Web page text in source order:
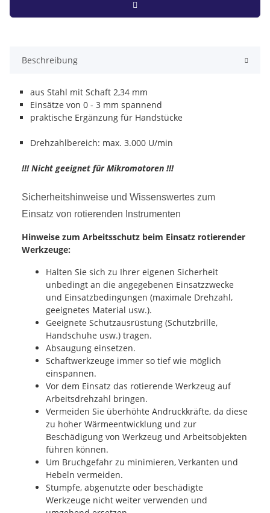
Beschreibung
aus Stahl mit Schaft 2,34 mm
Einsätze von 0 - 3 mm spannend
praktische Ergänzung für Handstücke
Drehzahlbereich: max. 3.000 U/min
!!! Nicht geeignet für Mikromotoren !!!
Sicherheitshinweise und Wissenswertes zum
Einsatz von rotierenden Instrumenten
Hinweise zum Arbeitsschutz beim Einsatz rotierender
Werkzeuge:
Halten Sie sich zu Ihrer eigenen Sicherheit
unbedingt an die angegebenen Einsatzzwecke
und Einsatzbedingungen (maximale Drehzahl,
geeignetes Material usw.).
Geeignete Schutzausrüstung (Schutzbrille,
Handschuhe usw.) tragen.
Absaugung einsetzen.
Schaftwerkzeuge immer so tief wie möglich
einspannen.
Vor dem Einsatz das rotierende Werkzeug auf
Arbeitsdrehzahl bringen.
Vermeiden Sie überhöhte Andruckkräfte, da diese
zu hoher Wärmeentwicklung und zur
Beschädigung von Werkzeug und Arbeitsobjekten
führen können.
Um Bruchgefahr zu minimieren, Verkanten und
Hebeln vermeiden.
Stumpfe, abgenutzte oder beschädigte
Werkzeuge nicht weiter verwenden und